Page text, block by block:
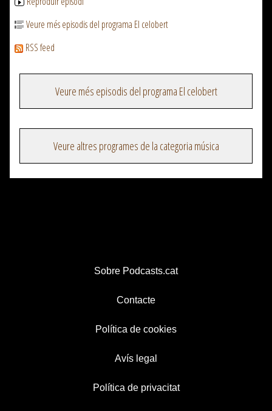
Veure més episodis del programa El celobert
RSS feed
Veure més episodis del programa El celobert
Veure altres programes de la categoria música
Sobre Podcasts.cat
Contacte
Política de cookies
Avís legal
Política de privacitat